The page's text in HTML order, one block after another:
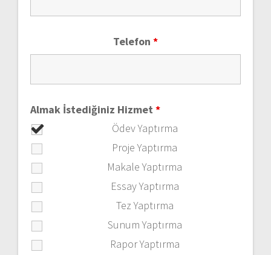
Telefon *
Almak İstediğiniz Hizmet *
Ödev Yaptırma
Proje Yaptırma
Makale Yaptırma
Essay Yaptırma
Tez Yaptırma
Sunum Yaptırma
Rapor Yaptırma